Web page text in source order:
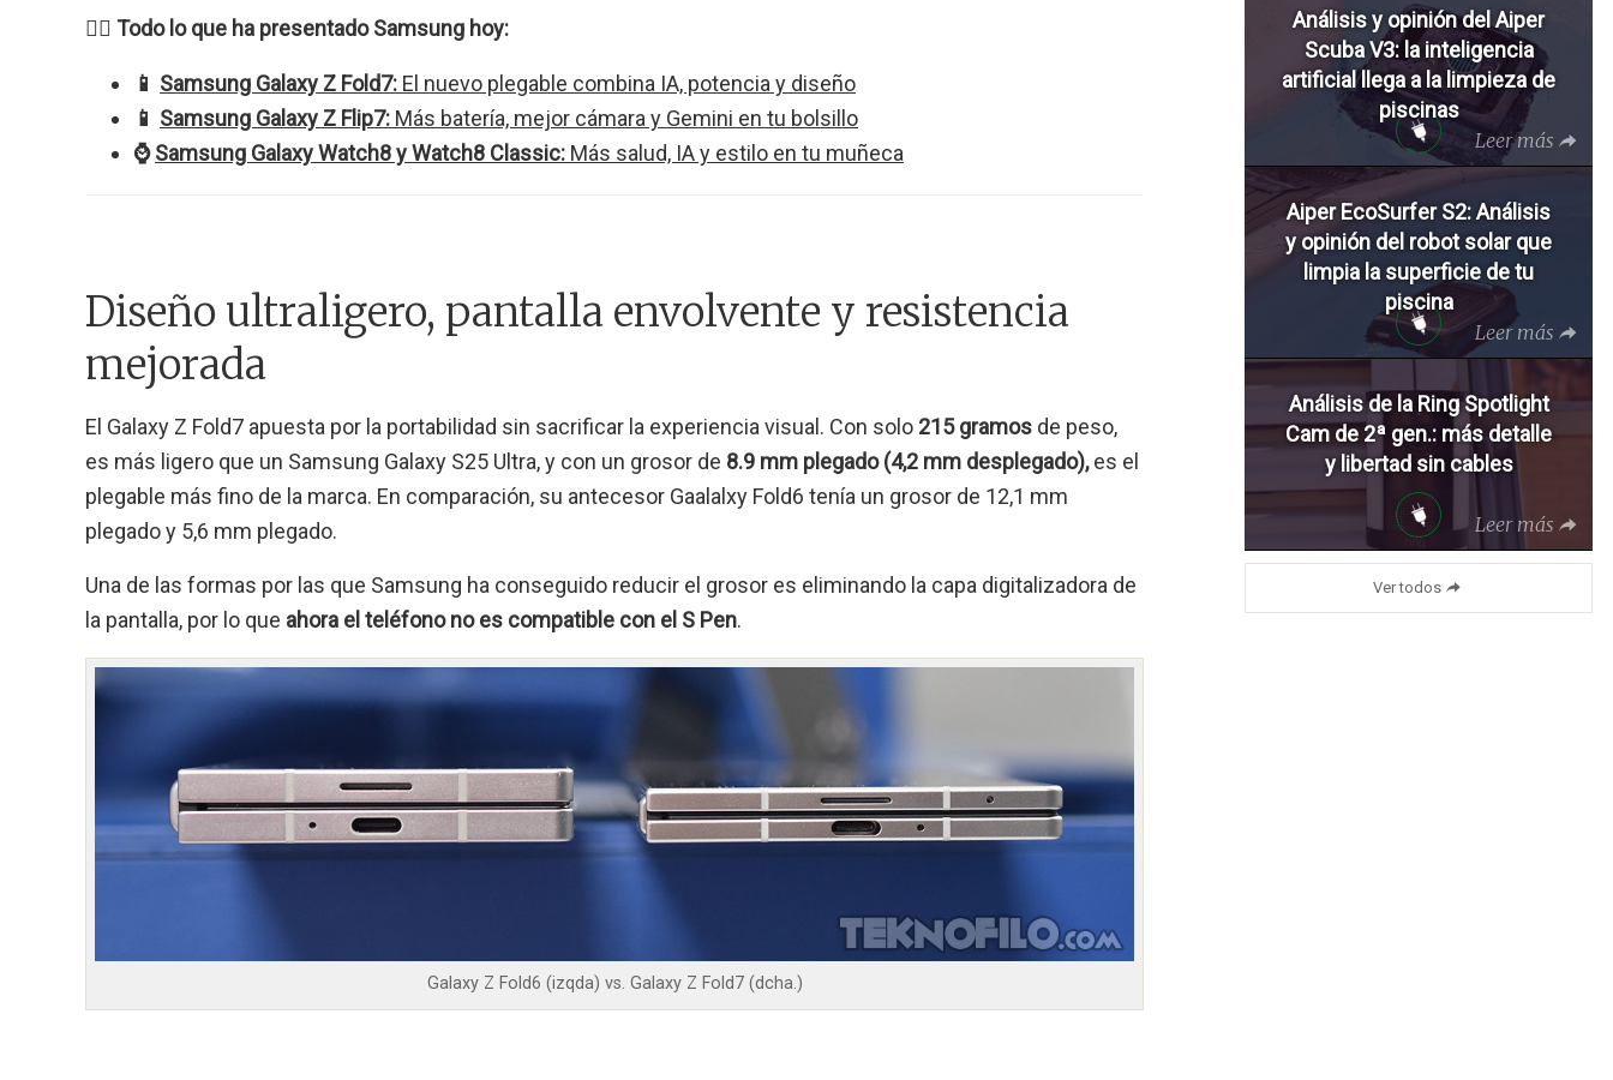
👉🏻 Todo lo que ha presentado Samsung hoy:
📱 Samsung Galaxy Z Fold7: El nuevo plegable combina IA, potencia y diseño
📱 Samsung Galaxy Z Flip7: Más batería, mejor cámara y Gemini en tu bolsillo
⌚Samsung Galaxy Watch8 y Watch8 Classic: Más salud, IA y estilo en tu muñeca
Diseño ultraligero, pantalla envolvente y resistencia
mejorada
El Galaxy Z Fold7 apuesta por la portabilidad sin sacrificar la experiencia visual. Con solo 215 gramos de peso,
es más ligero que un Samsung Galaxy S25 Ultra, y con un grosor de 8.9 mm plegado (4,2 mm desplegado),es el
plegable más fino de la marca. En comparación, su antecesor Gaalalxy Fold6 tenía un grosor de 12,1 mm
plegado y 5,6 mm plegado.
Una de las formas por las que Samsung ha conseguido reducir el grosor es eliminando la capa digitalizadora de
la pantalla, por lo que ahora el teléfono no es compatible con el S Pen.
Galaxy Z Fold6 (izqda) vs. Galaxy Z Fold7 (dcha.)
Análisis y opinión del Aiper
Scuba V3: la inteligencia
artificial llega a la limpieza de
piscinas
Leer más
Aiper EcoSurfer S2: Análisis
y opinión del robot solar que
limpia la superficie de tu
piscina
Leer más
Análisis de la Ring Spotlight
Cam de 2ª gen.: más detalle
y libertad sin cables
Leer más
Ver todos